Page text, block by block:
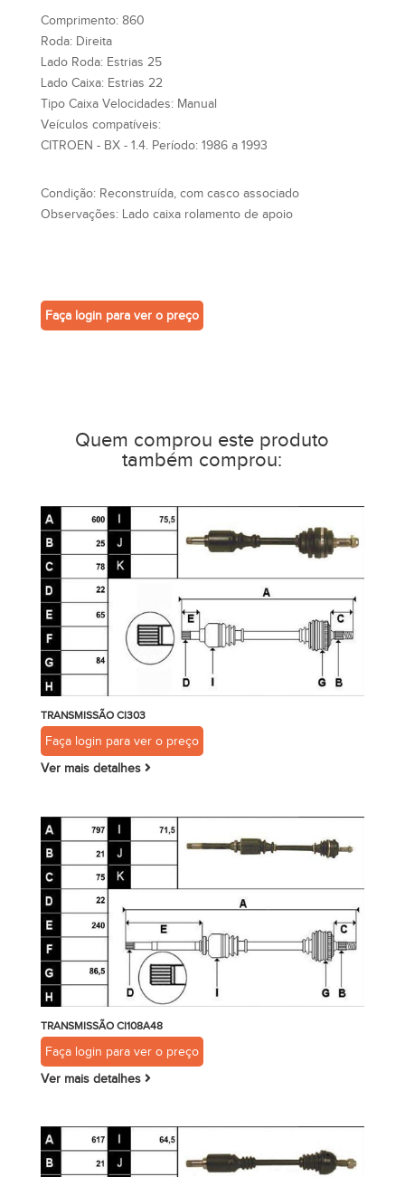
Comprimento: 860
Roda: Direita
Lado Roda: Estrias 25
Lado Caixa: Estrias 22
Tipo Caixa Velocidades: Manual
Veículos compatíveis:
CITROEN - BX - 1.4. Período: 1986 a 1993
Condição: Reconstruída, com casco associado
Observações: Lado caixa rolamento de apoio
Faça login para ver o preço
Quem comprou este produto
também comprou:
TRANSMISSÃO CI303
Faça login para ver o preço
Ver mais detalhes
TRANSMISSÃO CI108A48
Faça login para ver o preço
Ver mais detalhes